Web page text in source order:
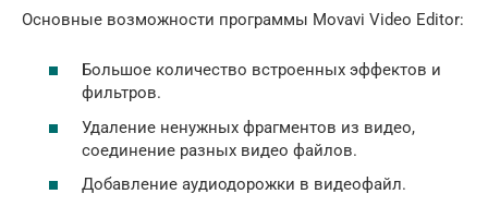
Основные возможности программы Movavi Video Editor:
Большое количество встроенных эффектов и
фильтров.
Удаление ненужных фрагментов из видео,
соединение разных видео файлов.
Добавление аудиодорожки в видеофайл.